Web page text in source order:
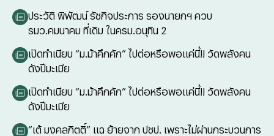
ประวัติ พิพัฒน์ รัชกิจประการ รองนายกฯ ควบ
รมว.คมนาคม ที่เดิม ในครม.อนุทิน 2
เปิดทำเนียบ “ม.ม้าคึกคัก” ไปต่อหรือพอแค่นี้!! วัดพลังคน
ดังปีมะเมีย
เปิดทำเนียบ “ม.ม้าคึกคัก” ไปต่อหรือพอแค่นี้!! วัดพลังคน
ดังปีมะเมีย
“เต้ มงคลกิตติ์” แฉ ย้ายจาก ปชป. เพราะไม่ผ่านกระบวนการ